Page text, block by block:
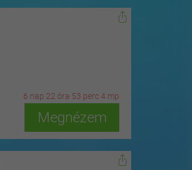
6 nap 22 óra 53 perc2 mp
Megnézem